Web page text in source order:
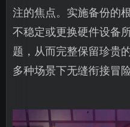
注的焦点。实施备份的
不稳定或更换硬件设备
题，从而完整保留珍贵
多种场景下无缝衔接冒险